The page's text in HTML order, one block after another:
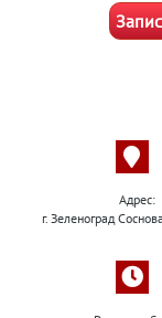
Адрес:
г. Зеленоград